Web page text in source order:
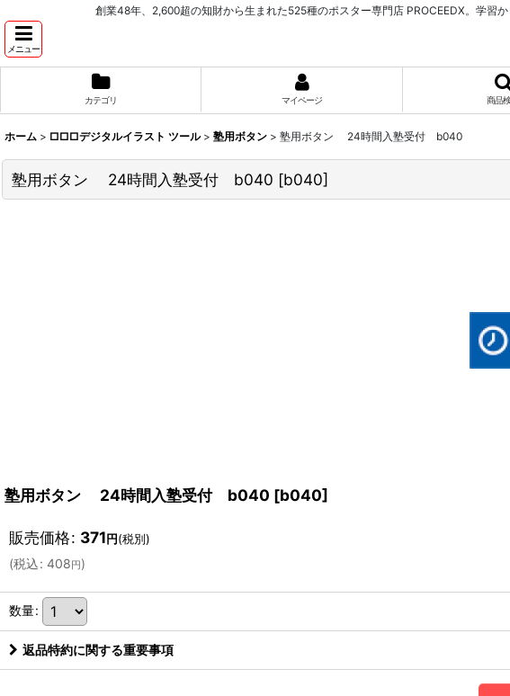
創業48年、2,600超の知財から生まれた525種のポスター専門店 PROCEEDX。学
メニュー
カテゴリ マイページ 商品
ホーム > □□□デジタルイラスト ツール > 塾用ボタン > 塾用ボタン 24時間入塾受付 b040
塾用ボタン 24時間入塾受付 b040 [b040]
塾用ボタン 24時間入塾受付 b040 [b040]
販売価格: 371円(税別)
(税込: 408円)
数量:
返品特約に関する重要事項